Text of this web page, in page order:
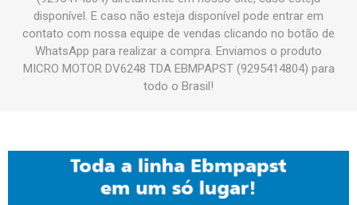
disponível. E caso não esteja disponível pode entrar em
contato com nossa equipe de vendas clicando no botão de
WhatsApp para realizar a compra. Enviamos o produto
MICRO MOTOR DV6248 TDA EBMPAPST (9295414804) para
todo o Brasil!